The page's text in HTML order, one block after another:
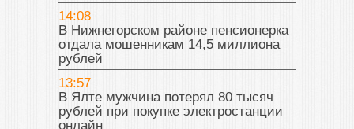
14:08
В Нижнегорском районе пенсионерка
отдала мошенникам 14,5 миллиона
рублей
13:57
В Ялте мужчина потерял 80 тысяч
рублей при покупке электростанции
онлайн